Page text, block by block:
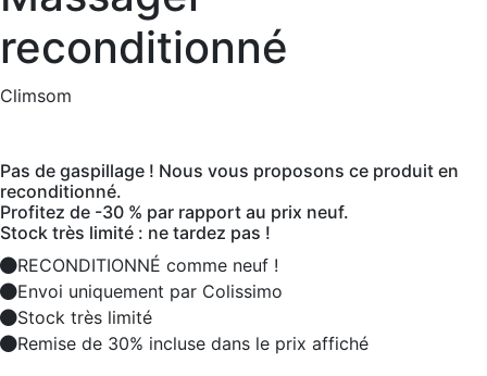
reconditionné
Climsom
Pas de gaspillage ! Nous vous proposons ce produit en
reconditionné.
Profitez de -30 % par rapport au prix neuf.
Stock très limité : ne tardez pas !
RECONDITIONNÉ comme neuf !
Envoi uniquement par Colissimo
Stock très limité
Remise de 30% incluse dans le prix affiché